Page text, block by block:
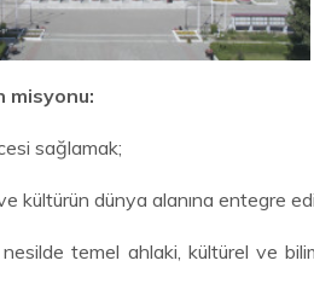
misyonu:
sağlamak;
kültürün dünya alanına entegre
temel ahlaki, kültürel ve